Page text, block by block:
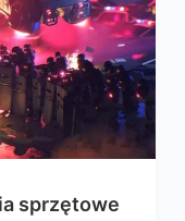
sprzętowe